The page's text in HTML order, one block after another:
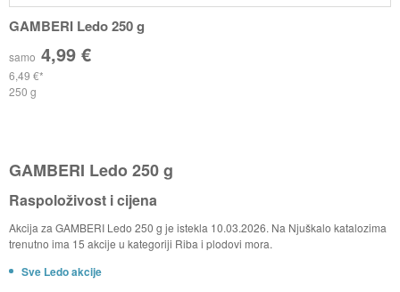
GAMBERI Ledo 250 g
samo 4,99 €
6,49 €
250 g
GAMBERI Ledo 250 g
Raspoloživost i cijena
Akcija za GAMBERI Ledo 250 g je istekla 10.03.2026. Na Njuškalo katalozima
trenutno ima 15 akcije u kategoriji Riba i plodovi mora.
Sve Ledo akcije